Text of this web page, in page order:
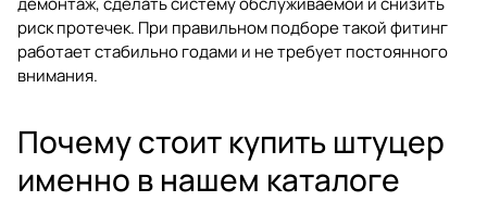
риск протечек. При правильном подборе такой фитинг
работает стабильно годами и не требует постоянного
внимания.
Почему стоит купить штуцер
именно в нашем каталоге